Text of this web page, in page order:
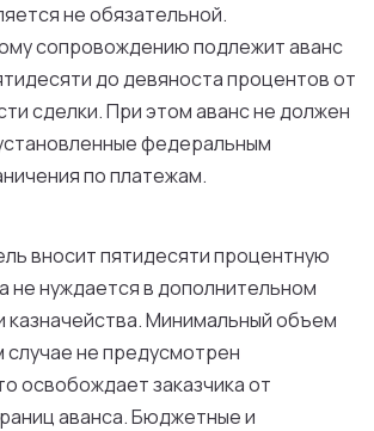
необязательной.
сопровождению подлежит аванс
додевяноста процентовот
сделки.Приэтомаванснедолжен
федеральным
поплатежам.
вносит пятидесяти процентную
ненуждаетсявдополнительном
Минимальный объем
случаенепредусмотрен
освобождаетзаказчикаот
аванса.Бюджетныеи